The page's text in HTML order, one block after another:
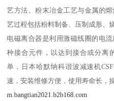
艺方法。粉末冶金工艺与金属的
艺过程包括粉料制备、压制成形、
电磁离合器是利用激磁线圈的电
种接合元件，以达到接合或分离
单，日本哈默纳科谐波减速机
速，安装维修方便，使用寿命长，
m.bangtian2021.b2b168.com